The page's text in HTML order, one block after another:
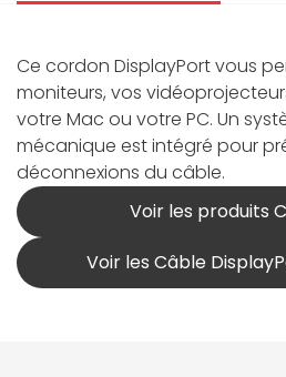
Ce cordon DisplayPort vous
moniteurs, vos
votre Mac ou votre PC. Un
mécanique est intégré pour
déconnexions du câble.
Voir les produits
Voir les Câble